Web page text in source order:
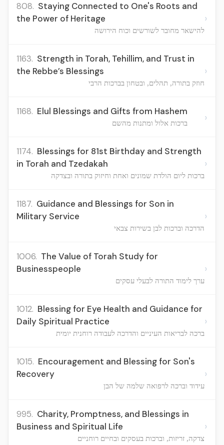
808. Staying Connected to One's Roots and
the Power of Heritage
להישאר מחובר לשורשים וכוח הירושה
›
1163. Strength in Torah, Tehillim, and Trust in
the Rebbe’s Blessings
חוזק בתורה, תהלים, ובטחון בברכות הרבי
›
1168. Elul Blessings and Gifts from Hashem
ברכות אלול ומתנות מהשם ›
1174. Blessings for 81st Birthday and Strength
in Torah and Tzedakah
ברכות ליום הולדת שמונים ואחת וחיזוק בתורה ובצדקה
›
1187. Guidance and Blessings for Son in
Military Service
הדרכה וברכות לבן בשירות צבאי
›
1006. The Value of Torah Study for
Businesspeople
ערך לימוד התורה לבעלי עסקים
›
1012. Blessing for Eye Health and Guidance for
Daily Spiritual Practice
ברכה לבריאות העיניים והדרכה לעבודה רוחנית יומית
›
1015. Encouragement and Blessing for Son's
Recovery
עידוד וברכה לרפואה שלמה של הבן
›
995. Charity, Promptness, and Blessings in
Business and Spiritual Life
צדקה, זריזות, וברכות בעסקים ובחיים רוחניים
›